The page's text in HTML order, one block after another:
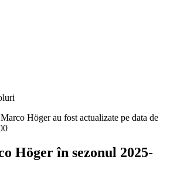
Höger au fost actualizate pe data de
Höger în sezonul 2025-